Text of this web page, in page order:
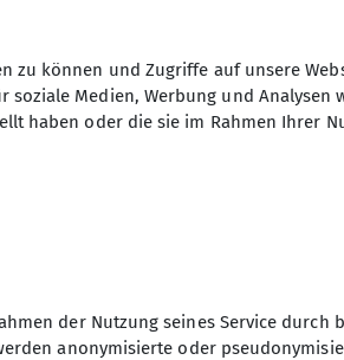
an alle, die Freude an
in eigenem Tempo, gut
uns hinaus, entdecken die
zu können und Zugriffe auf unsere
Medien, Werbung und Analysen
haben oder die sie im Rahmen Ihrer
der Nutzung seines Service durch
anonymisierte oder